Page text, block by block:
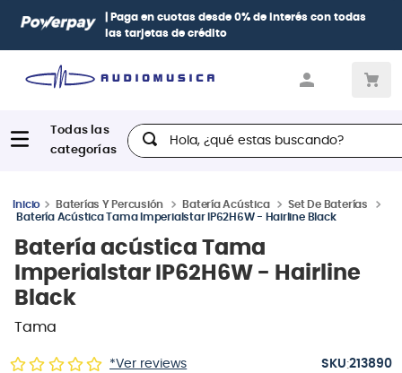
| Paga en cuotas desde 0% de interés con todas
las tarjetas de crédito
Hola, ¿qué estas buscando?
Baterías Y Percusión Batería Acústica
Set De Baterías
Batería Acústica Tama Imperialstar IP62H6W - Hairline Black
Batería acústica Tama
Imperialstar IP62H6W - Hairline
Black
Tama
*Ver reviews :213890